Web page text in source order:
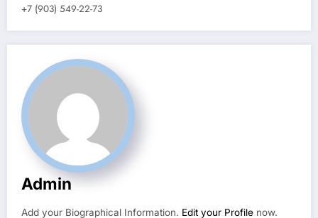
+7 (903) 549-22-73
Admin
Add your Biographical Information. Edit your Profile now.